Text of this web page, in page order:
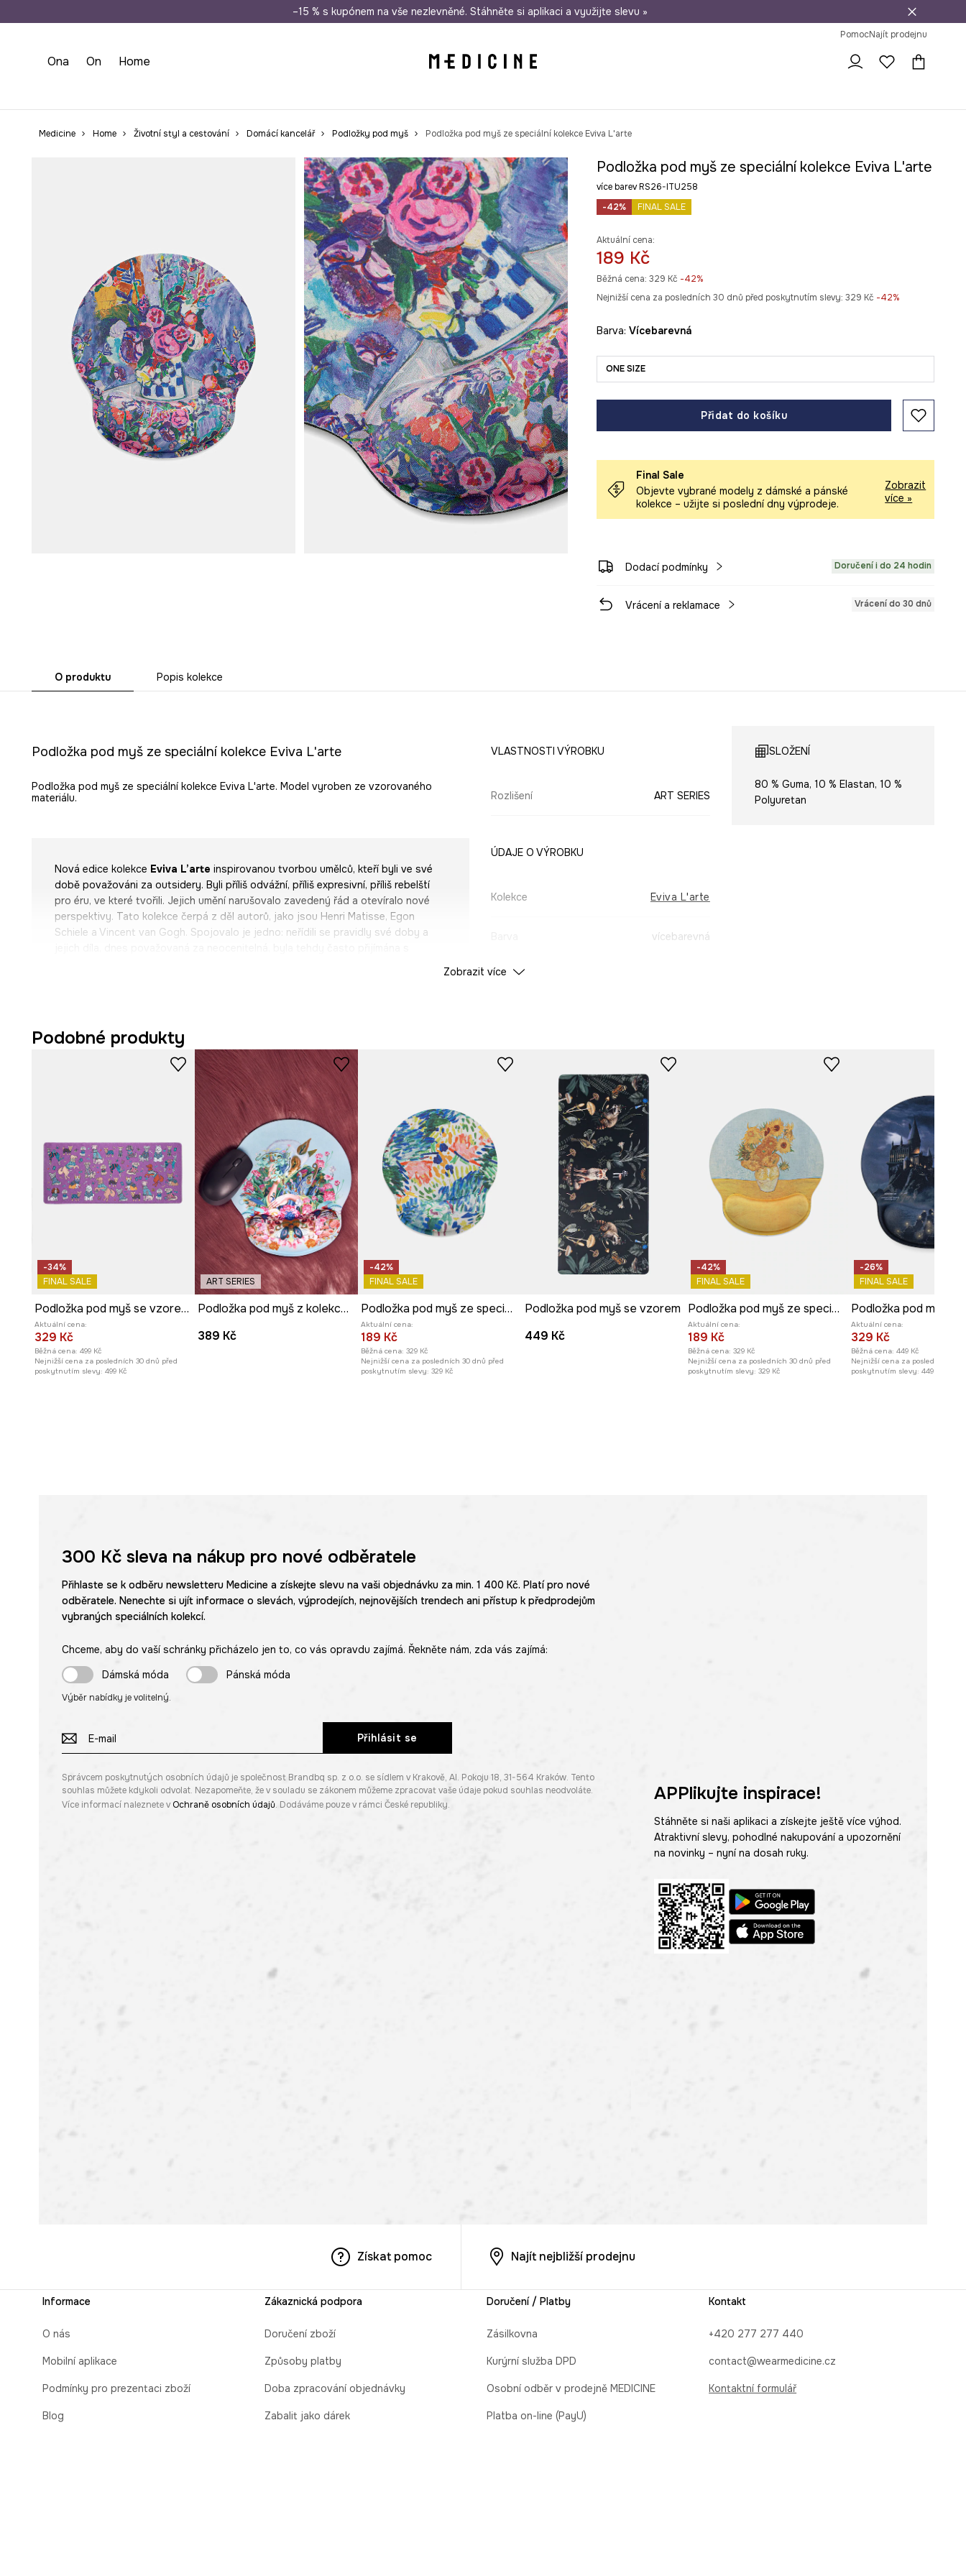
Doprava zdarma při nákupu nad 1 200 Kč Odeslání i do 24 hodin 30 dní na vrácení zboží
–15 % s kupónem na vše nezlevněné. Stáhněte si aplikaci a využijte slevu »
PomocNajít prodejnu
Ona On Home
Medicine Home Životní styl a cestování Domácí kancelář Podložky pod myš Podložka pod myš ze speciální kolekce Eviva L'arte
Podložka pod myš ze speciální kolekce Eviva L'arte
více barev RS26-ITU258
-42%
FINAL SALE
Aktuální cena:
189 Kč
Běžná cena: 329 Kč -42%
Nejnižší cena za posledních 30 dnů před poskytnutím slevy: 329 Kč -42%
Barva: vícebarevná
ONE SIZE
Přidat do košíku
Final Sale
Objevte vybrané modely z dámské a pánské
kolekce – užijte si poslední dny výprodeje.
Zobrazit
více »
Dodací podmínky Doručení i do 24 hodin
Vrácení a reklamace Vrácení do 30 dnů
O produktu Popis kolekce
Podložka pod myš ze speciální kolekce Eviva L'arte
Podložka pod myš ze speciální kolekce Eviva L'arte. Model vyroben ze vzorovaného
materiálu.
Nová edice kolekce Eviva L’arte inspirovanou tvorbou umělců, kteří byli ve své
době považováni za outsidery. Byli příliš odvážní, příliš expresivní, příliš rebelští
pro éru, ve které tvořili. Jejich umění narušovalo zavedený řád a otevíralo nové
perspektivy. Tato kolekce čerpá z děl autorů, jako jsou Henri Matisse, Egon
Schiele a Vincent van Gogh. Spojovalo je jedno: neřídili se pravidly své doby a
linií, výrazných kontrastů a silného emocionálního náboje. Kromě oděvů kolekce
zahrnuje také doplňky a dekorativní předměty, díky nimž umění neproniká jen do
šatníku, ale i do domova a vytváří osobitý stylový prostor.
Eviva L’arte vznikla z potřeby ukázat emoce, které se nevejdou do
zavedených vzorců. Vybízí k sebevyjádření, odvaze a otevřenosti vůči okolnímu
Vzor zobrazuje koláž inspirovanou dílem „Pivoňky“ od Henriho Matisse.
- Měkká opěrka zápěstí vám umožní vyhnout se bolesti při dlouhodobé práci u
počítače.
- Protiskluzová vrstva na spodní straně podložky pod myš.
- Rozměry: 22,5 x 24,5 cm.
Chcete tento produkt zabalit do dárkového balení? Vyberte v nákupním košíku
možnost„Zabalit jako dárek“a my to uděláme za vás.
VLASTNOSTI VÝROBKU
Rozlišení ART SERIES
ÚDAJE O VÝROBKU
Kolekce Eviva L'arte
vícebarevná
ID produktu
SLOŽENÍ
80 % Guma, 10 % Elastan, 10 %
Polyuretan
Zobrazit více
Podobné produkty
-34%
FINAL SALE
Podložka pod myš se vzorem psů
Aktuální cena:
329 Kč
Běžná cena: 499 Kč
Nejnižší cena za posledních 30 dnů před
poskytnutím slevy: 499 Kč
ART SERIES
Podložka pod myš z kolekce Kit Mizeres x Medicine
389 Kč
-42%
FINAL SALE
Podložka pod myš ze speciální kolekce Eviva L'arte
Aktuální cena:
189 Kč
Běžná cena: 329 Kč
Nejnižší cena za posledních 30 dnů před
poskytnutím slevy: 329 Kč
Podložka pod myš se vzorem
449 Kč
-42%
FINAL SALE
Podložka pod myš ze speciální kolekce Eviva L'arte
Aktuální cena:
189 Kč
Běžná cena: 329 Kč
Nejnižší cena za posledních 30 dnů před
poskytnutím slevy: 329 Kč
-26%
FINAL SALE
Aktuální cena:
329 Kč
Běžná cena: 449 Kč
Nejnižší cena za posledních 30
poskytnutím slevy: 449 Kč
300 Kčsleva na nákup pro nové odběratele
Přihlaste se k odběru newsletteru Medicine a získejte slevu na vaši objednávku za min. 1 400 Kč. Platí pro nové
odběratele. Nenechte si ujít informace o slevách, výprodejích, nejnovějších trendech ani přístup k předprodejům
vybraných speciálních kolekcí.
Chceme, aby do vaší schránky přicházelo jen to, co vás opravdu zajímá. Řekněte nám, zda vás zajímá:
Dámská móda
Pánská móda
Výběr nabídky je volitelný.
Přihlásit se
Správcem poskytnutých osobních údajů je společnost Brandbq sp. z o.o. se sídlem v Krakově, Al. Pokoju 18, 31-564 Kraków. Tento
souhlas můžete kdykoli odvolat. Nezapomeňte, že v souladu se zákonem můžeme zpracovat vaše údaje pokud souhlas neodvoláte.
Více informací naleznete v Ochraně osobních údajů. Dodáváme pouze v rámci České republiky.
APPlikujte inspirace!
Stáhněte si naši aplikaci a získejte ještě více výhod.
Atraktivní slevy, pohodlné nakupování a upozornění
na novinky – nyní na dosah ruky.
Získat pomoc Najít nejbližší prodejnu
Informace
O nás
Mobilní aplikace
Podmínky pro prezentaci zboží
Blog
Zákaznická podpora
Doručení zboží
Způsoby platby
Doba zpracování objednávky
Zabalit jako dárek
Doručení / Platby
Zásilkovna
Kurýrní služba DPD
Osobní odběr v prodejně MEDICINE
Platba on-line (PayU)
Kontakt
+420 277 277 440
contact@wearmedicine.cz
Kontaktní formulář